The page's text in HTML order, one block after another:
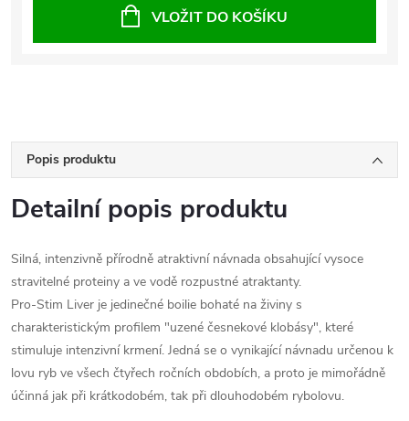
VLOŽIT DO KOŠÍKU
Popis produktu
Detailní popis produktu
Silná, intenzivně přírodně atraktivní návnada obsahující vysoce
stravitelné proteiny a ve vodě rozpustné atraktanty.
Pro-Stim Liver je jedinečné boilie bohaté na živiny s
charakteristickým profilem "uzené česnekové klobásy", které
stimuluje intenzivní krmení. Jedná se o vynikající návnadu určenou k
lovu ryb ve všech čtyřech ročních obdobích, a proto je mimořádně
účinná jak při krátkodobém, tak při dlouhodobém rybolovu.